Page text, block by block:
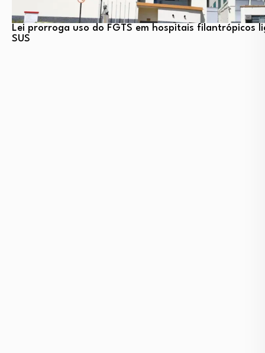
Lei prorroga uso do FGTS em hospitais filantrópicos
SUS